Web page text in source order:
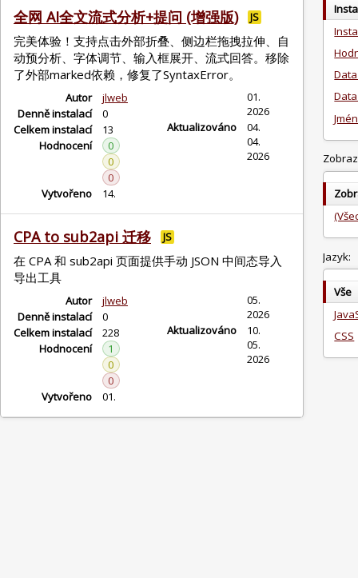
全网 AI全文流式分析+提问 (增强版) JS
完美体验！支持点击外部折叠、侧边栏拖拽拉伸、自
动预分析、字体调节、输入框展开、流式回答。移除
了外部marked依赖，修复了SyntaxError。
Autor
jlweb
Denně instalací
0
Celkem instalací
13
Hodnocení
0
0
0
Vytvořeno
14.
01.
2026
Aktualizováno
04.
04.
2026
CPA to sub2api 迁移 JS
在 CPA 和 sub2api 页面提供手动 JSON 中间态导入
导出工具
Autor
jlweb
Denně instalací
0
Celkem instalací
228
Hodnocení
1
0
0
Vytvořeno
01.
05.
2026
Aktualizováno
10.
05.
2026
Jazyk:
Vše
CSS